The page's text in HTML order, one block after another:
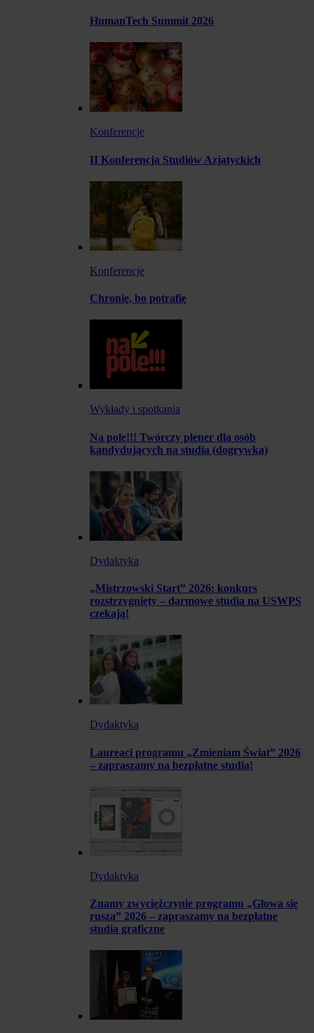
HumanTech Summit 2026
Konferencje
II Konferencja Studiów Azjatyckich
Konferencje
Chronię, bo potrafię
Wykłady i spotkania
Na pole!!! Twórczy plener dla osób
kandydujących na studia (dogrywka)
Dydaktyka
„Mistrzowski Start” 2026: konkurs
rozstrzygnięty – darmowe studia na USWPS
czekają!
Dydaktyka
Laureaci programu „Zmieniam Świat” 2026
– zapraszamy na bezpłatne studia!
Dydaktyka
Znamy zwyciężczynie programu „Głowa się
rusza” 2026 – zapraszamy na bezpłatne
studia graficzne